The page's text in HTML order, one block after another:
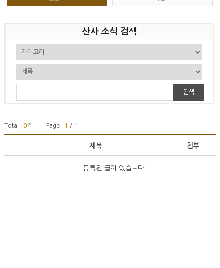
산사 소식 검색
검색
Total : 0건 Page : 1 / 1
제목 첨부
등록된 글이 없습니다.